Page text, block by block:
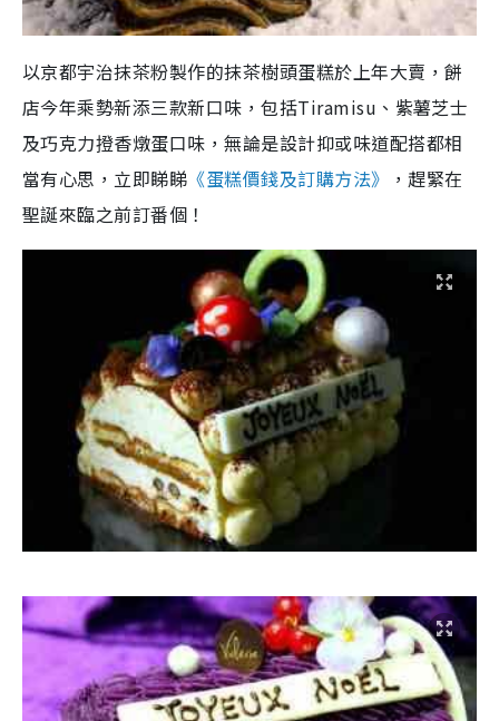
以京都宇治抹茶粉製作的抹茶樹頭蛋糕於上年大賣，餅
店今年乘勢新添三款新口味，包括Tiramisu、紫薯芝士
及巧克力撜香燉蛋口味，無論是設計抑或味道配搭都相
當有心思，立即睇睇 《蛋糕價錢及訂購方法》
，趕緊在
聖誕來臨之前訂番個！